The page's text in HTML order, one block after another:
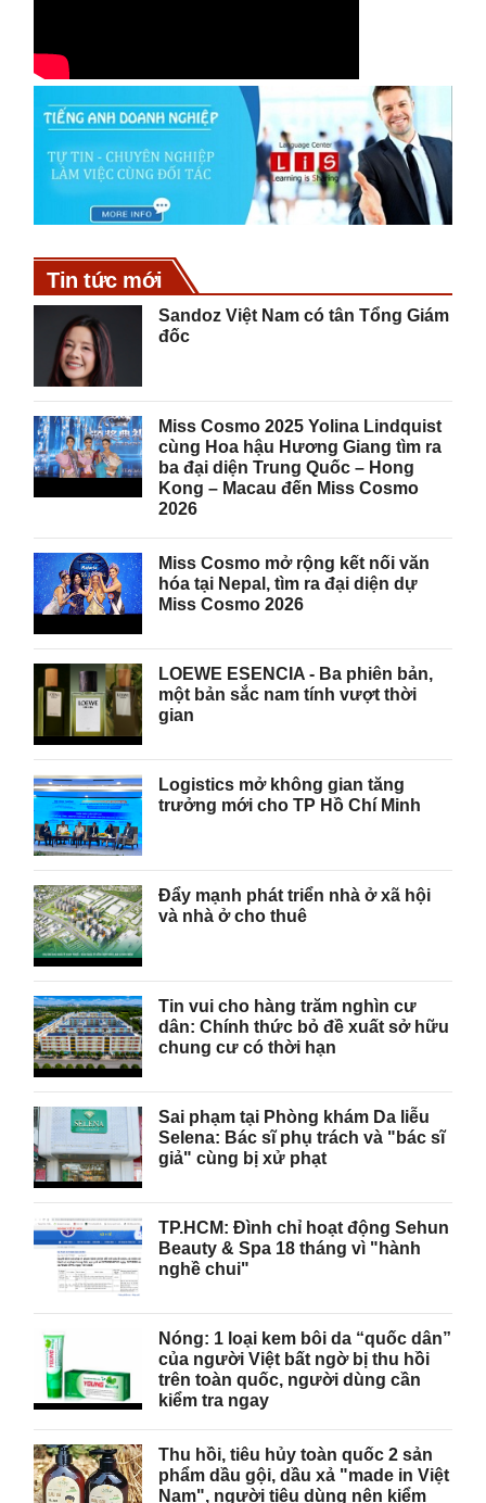
Tin tức mới
Sandoz Việt Nam có tân Tổng Giám
đốc
Miss Cosmo 2025 Yolina Lindquist
cùng Hoa hậu Hương Giang tìm ra
ba đại diện Trung Quốc – Hong
Kong – Macau đến Miss Cosmo
2026
Miss Cosmo mở rộng kết nối văn
hóa tại Nepal, tìm ra đại diện dự
Miss Cosmo 2026
LOEWE ESENCIA - Ba phiên bản,
một bản sắc nam tính vượt thời
gian
Logistics mở không gian tăng
trưởng mới cho TP Hồ Chí Minh
Đẩy mạnh phát triển nhà ở xã hội
và nhà ở cho thuê
Tin vui cho hàng trăm nghìn cư
dân: Chính thức bỏ đề xuất sở hữu
chung cư có thời hạn
Sai phạm tại Phòng khám Da liễu
Selena: Bác sĩ phụ trách và "bác sĩ
giả" cùng bị xử phạt
TP.HCM: Đình chỉ hoạt động Sehun
Beauty & Spa 18 tháng vì "hành
nghề chui"
Nóng: 1 loại kem bôi da “quốc dân”
của người Việt bất ngờ bị thu hồi
trên toàn quốc, người dùng cần
kiểm tra ngay
Thu hồi, tiêu hủy toàn quốc 2 sản
phẩm dầu gội, dầu xả "made in Việt
Nam", người tiêu dùng nên kiểm